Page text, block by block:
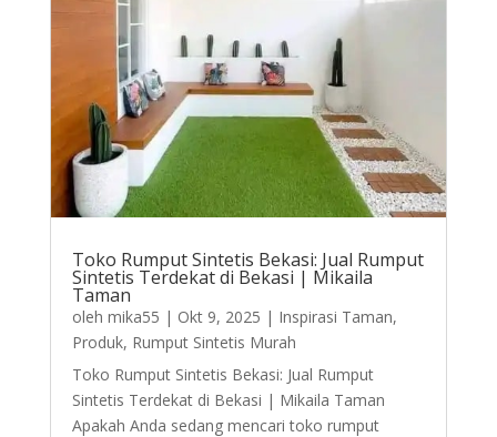
Toko Rumput Sintetis Bekasi: Jual Rumput
Sintetis Terdekat di Bekasi | Mikaila
Taman
oleh mika55 | Okt 9, 2025 | Inspirasi Taman,
Produk, Rumput Sintetis Murah
Toko Rumput Sintetis Bekasi: Jual Rumput
Sintetis Terdekat di Bekasi | Mikaila Taman
Apakah Anda sedang mencari toko rumput